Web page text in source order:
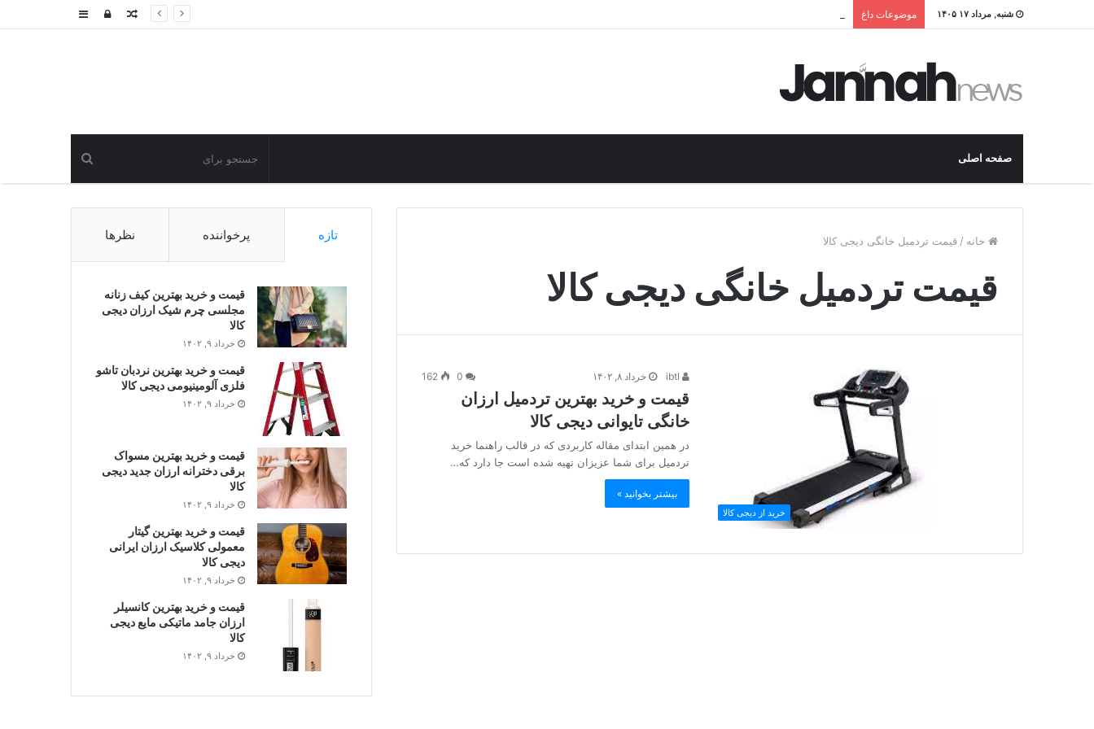
شنبه, مرداد ۱۷ ۱۴۰۵ موضوعات داغ ورود نوشته
صفحه اصلی
خانه / قیمت تردمیل خانگی دیجی کالا
قیمت تردمیل خانگی دیجی کالا
خرید از دیجی کالا
خرداد ۸, ۱۴۰۲ 162
قیمت و خرید بهترین تردمیل ارزان
خانگی تایوانی دیجی کالا
در همین ابتدای مقاله کاربردی که در قالب راهنما خرید
تردمیل برای شما عزیزان تهیه شده است جا دارد که…
بیشتر بخوانید »
تازه پرخواننده نظرها
قیمت و خرید بهترین کیف زنانه
مجلسی چرم شیک ارزان دیجی
کالا
خرداد ۹, ۱۴۰۲
قیمت و خرید بهترین نردبان تاشو
فلزی آلومینیومی دیجی کالا
خرداد ۹, ۱۴۰۲
قیمت و خرید بهترین مسواک
برقی دخترانه ارزان جدید دیجی
کالا
خرداد ۹, ۱۴۰۲
قیمت و خرید بهترین گیتار
معمولی کلاسیک ارزان ایرانی
دیجی کالا
خرداد ۹, ۱۴۰۲
قیمت و خرید بهترین کانسیلر
ارزان جامد ماتیکی مایع دیجی
کالا
خرداد ۹, ۱۴۰۲